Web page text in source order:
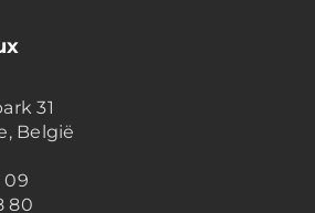
31
België
09
80